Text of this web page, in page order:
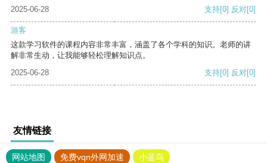
2025-06-28 支持[0] 反对[0]
游客
这款学习软件的课程内容非常丰富，涵盖了各个学科的知识。老师的讲
解非常生动，让我能够轻松理解知识点。
2025-06-28
支持[0] 反对[0]
友情链接
网站地图 免费vqn外网加速
小蓝鸟